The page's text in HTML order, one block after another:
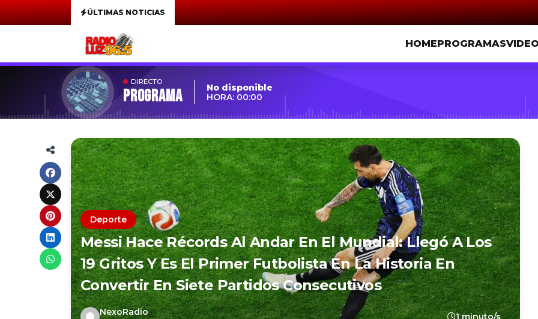
ÚLTIMAS NOTICIAS
HOMEPROGRAMAS
DIRECTO
Programa
No disponible
HORA: 00:00
Deporte
Messi Hace Récords Al Andar En El Mundial: Llegó A Los
19 Gritos Y Es El Primer Futbolista En La Historia En
Convertir En Siete Partidos Consecutivos
NexoRadio 1 minuto/s